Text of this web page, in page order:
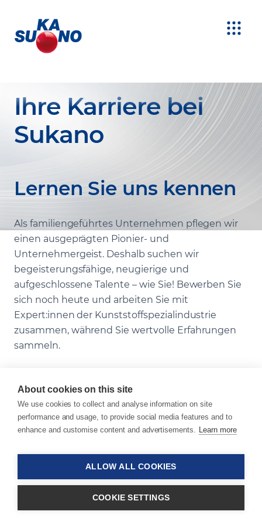
Ihre Karriere bei
Sukano
Lernen Sie uns kennen
Als familiengeführtes Unternehmen pflegen wir
einen ausgeprägten Pionier- und
Unternehmergeist. Deshalb suchen wir
begeisterungsfähige, neugierige und
aufgeschlossene Talente – wie Sie! Bewerben Sie
sich noch heute und arbeiten Sie mit
Expert:innen der Kunststoffspezialindustrie
zusammen, während Sie wertvolle Erfahrungen
sammeln.
Beginnen Sie Ihre
Erfolgsgeschichte bei
Sukano
Bei Sukano zu arbeiten heisst, in einem
vielfältigen und dynamischen Umfeld
About cookies on this site
We use cookies to collect and analyse information on site
performance and usage, to provide social media features and to
enhance and customise content and advertisements. Learn more
ALLOW ALL COOKIES
COOKIE SETTINGS